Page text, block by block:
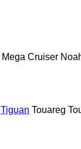
Mega Cruiser
Tiguan Touareg